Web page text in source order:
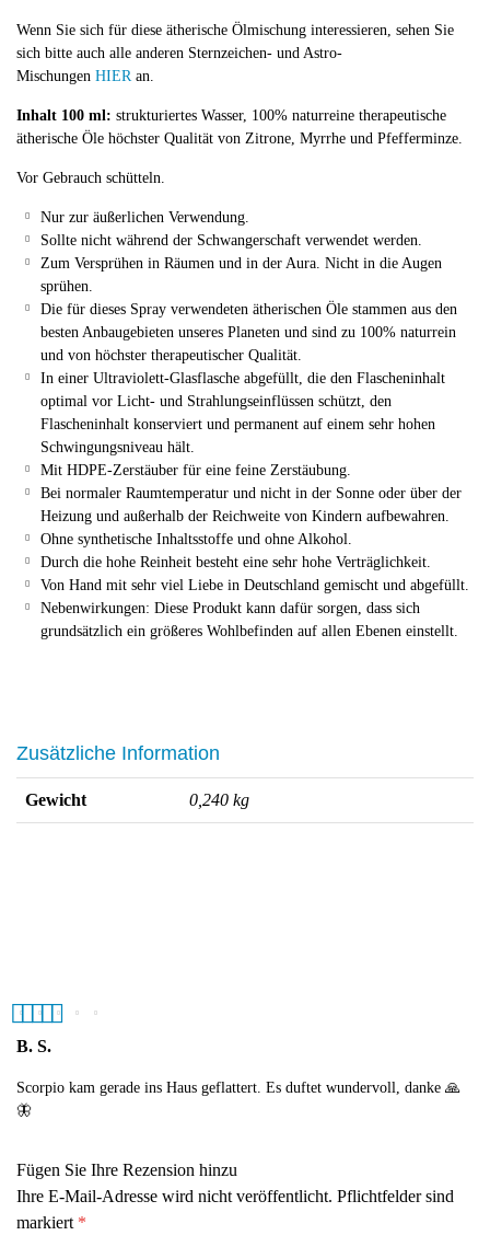
Wenn Sie sich für diese ätherische Ölmischung interessieren, sehen Sie
sich bitte auch alle anderen Sternzeichen- und Astro-
Mischungen HIERan.
Inhalt 100 ml: strukturiertes Wasser, 100% naturreine therapeutische
ätherische Öle höchster Qualität von Zitrone, Myrrhe und Pfefferminze.
Vor Gebrauch schütteln.
Nur zur äußerlichen Verwendung.
Sollte nicht während der Schwangerschaft verwendet werden.
Zum Versprühen in Räumen und in der Aura. Nicht in die Augen
sprühen.
Die für dieses Spray verwendeten ätherischen Öle stammen aus den
besten Anbaugebieten unseres Planeten und sind zu 100% naturrein
und von höchster therapeutischer Qualität.
In einer Ultraviolett-Glasflasche abgefüllt, die den Flascheninhalt
optimal vor Licht- und Strahlungseinflüssen schützt, den
Flascheninhalt konserviert und permanent auf einem sehr hohen
Schwingungsniveau hält.
Mit HDPE-Zerstäuber für eine feine Zerstäubung.
Bei normaler Raumtemperatur und nicht in der Sonne oder über der
Heizung und außerhalb der Reichweite von Kindern aufbewahren.
Ohne synthetische Inhaltsstoffe und ohne Alkohol.
Durch die hohe Reinheit besteht eine sehr hohe Verträglichkeit.
Von Hand mit sehr viel Liebe in Deutschland gemischt und abgefüllt.
Nebenwirkungen: Diese Produkt kann dafür sorgen, dass sich
grundsätzlich ein größeres Wohlbefinden auf allen Ebenen einstellt.
Zusätzliche Information
Gewicht 0,240 kg
5out of 5
B. S.
Scorpio kam gerade ins Haus geflattert. Es duftet wundervoll, danke 🙏
🦋
Fügen Sie Ihre Rezension hinzu
Ihre E-Mail-Adresse wird nicht veröffentlicht. Pflichtfelder sind
markiert *